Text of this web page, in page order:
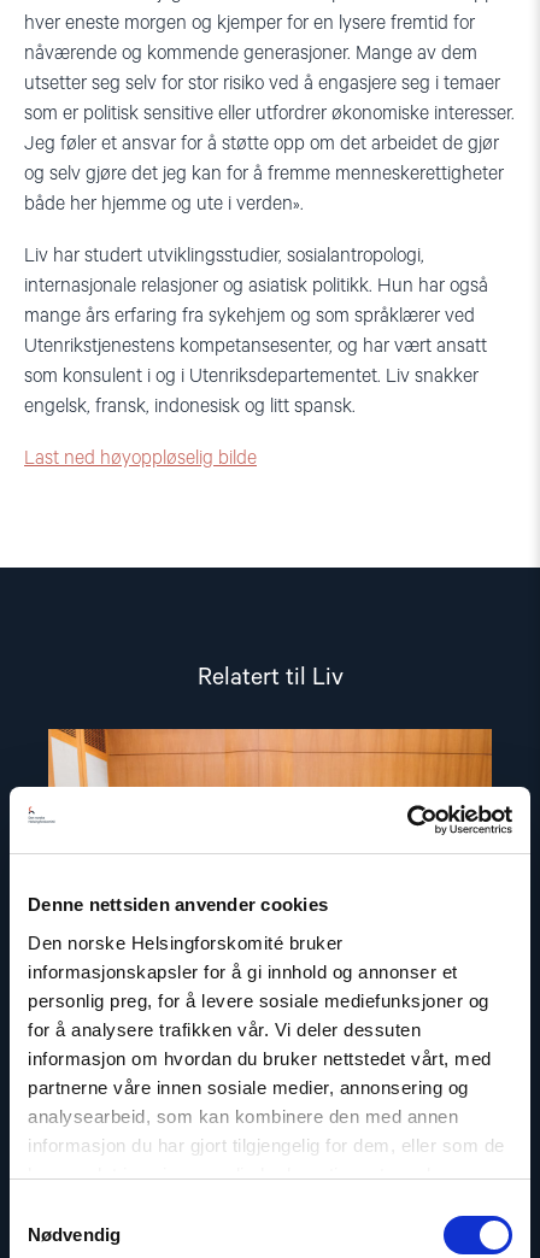
Denne nettsiden anvender cookies
Den norske Helsingforskomité bruker
informasjonskapsler for å gi innhold og annonser et
personlig preg, for å levere sosiale mediefunksjoner og
for å analysere trafikken vår. Vi deler dessuten
informasjon om hvordan du bruker nettstedet vårt, med
partnerne våre innen sosiale medier, annonsering og
analysearbeid, som kan kombinere den med annen
informasjon du har gjort tilgjengelig for dem, eller som de
har samlet inn gjennom din bruk av tjenestene deres.
Nødvendig
hver eneste morgen og kjemper for en lysere fremtid for
nåværende og kommende generasjoner. Mange av dem
utsetter seg selv for stor risiko ved å engasjere seg i temaer
som er politisk sensitive eller utfordrer økonomiske interesser.
Jeg føler et ansvar for å støtte opp om det arbeidet de gjør
og selv gjøre det jeg kan for å fremme menneskerettigheter
både her hjemme og ute i verden».
Liv har studert utviklingsstudier, sosialantropologi,
internasjonale relasjoner og asiatisk politikk. Hun har også
mange års erfaring fra sykehjem og som språklærer ved
Utenrikstjenestens kompetansesenter, og har vært ansatt
som konsulent i og i Utenriksdepartementet. Liv snakker
engelsk, fransk, indonesisk og litt spansk.
Last ned høyoppløselig bilde
Relatert til Liv
Tema
Parliamentarians for Freedom of
article